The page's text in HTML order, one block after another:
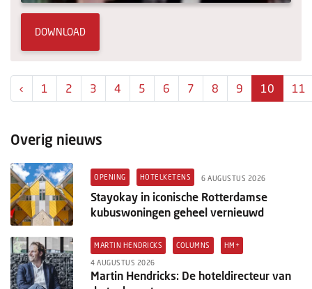
DOWNLOAD
‹ 1 2 3 4 5 6 7 8 9 10 11
Overig nieuws
OPENING HOTELKETENS 6 AUGUSTUS 2026
Stayokay in iconische Rotterdamse
kubuswoningen geheel vernieuwd
MARTIN HENDRICKS COLUMNS HM+
4 AUGUSTUS 2026
Martin Hendricks: De hoteldirecteur van